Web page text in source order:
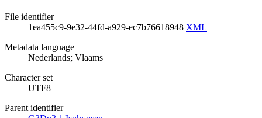
File identifier
1ea455c9-9e32-44fd-a929-ec7b76618948 XML
Metadata language
Nederlands; Vlaams
Character set
UTF8
Parent identifier